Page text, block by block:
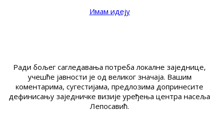
Имам идеју
Ради бољег сагледавања потреба локалне заједнице,
учешће јавности је од великог значаја. Вашим
коментарима, сугестијама, предлозима допринесите
дефинисању заједничке визије уређења центра насеља
Лепосавић.